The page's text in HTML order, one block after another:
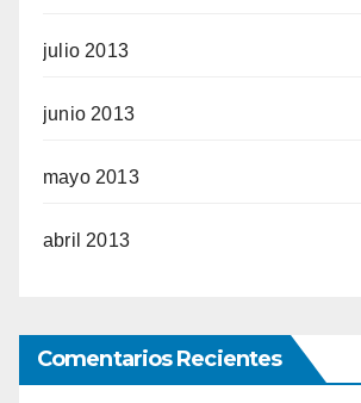
julio 2013
junio 2013
mayo 2013
abril 2013
Comentarios Recientes